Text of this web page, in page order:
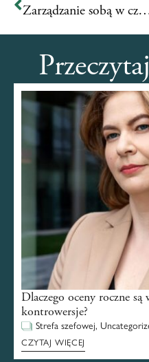
Zarządzanie sobą w czasie
Dlaczego oceny roczne
kontrowersje?
Strefa szefowej,
CZYTAJ WIĘCEJ